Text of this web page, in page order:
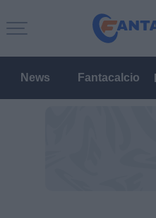
News Fantacalcio